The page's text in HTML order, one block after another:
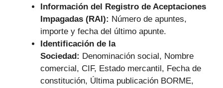
Información del Registro de Aceptaciones
Impagadas (RAI): Número de apuntes,
importe y fecha del último apunte.
Identificación de la
Sociedad: Denominación social, Nombre
comercial, CIF, Estado mercantil, Fecha de
constitución, Última publicación BORME,